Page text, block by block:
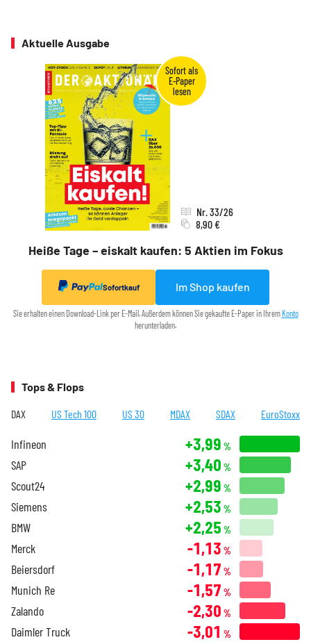
Aktuelle Ausgabe
Heiße Tage – eiskalt kaufen: 5 Aktien im Fokus
Nr. 33/26
8,90 €
Sofortkauf Im Shop kaufen
Sie erhalten einen Download-Link per E-Mail. Außerdem können Sie gekaufte E-Paper in IhremKonto
herunterladen.
Tops & Flops
DAX US Tech 100 US 30 MDAX SDAX EuroStoxx
Infineon +3,99 %
SAP +3,40 %
Scout24 +2,99 %
Siemens +2,53 %
BMW +2,25 %
Merck -1,13 %
Beiersdorf -1,17 %
Munich Re -1,57 %
Zalando -2,30 %
Daimler Truck -3,01 %